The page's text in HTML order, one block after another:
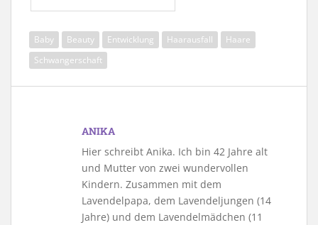
Baby Beauty Entwicklung Haarausfall
Haare
Schwangerschaft
ANIKA
Hier schreibt Anika. Ich bin 42 Jahre alt
und Mutter von zwei wundervollen
Kindern. Zusammen mit dem
Lavendelpapa, dem Lavendeljungen (14
Jahre) und dem Lavendelmädchen (11